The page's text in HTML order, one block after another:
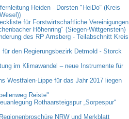
Heiden - Dorsten "HeiDo" (Kreis
für Forstwirtschaftliche Vereinigungen
Höhenring" (Siegen-Wittgenstein)
des RP Arnsberg - Teilabschnitt Kreis
den Regierungsbezirk Detmold - Storck
im Klimawandel – neue Instrumente für
Westfalen-Lippe für das Jahr 2017 liegen
Reiste"
Rothaarsteigspur „Sorpespur“
NRW und Merkblatt